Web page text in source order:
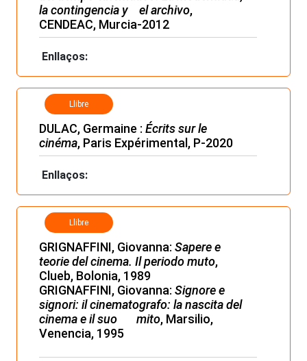
la contingencia y el archivo,
CENDEAC, Murcia-2012
Enllaços:
Llibre
DULAC, Germaine : Écrits sur le
cinéma, Paris Expérimental, P-2020
Enllaços:
Llibre
GRIGNAFFINI, Giovanna: Sapere e
teorie del cinema. Il periodo muto,
Clueb, Bolonia, 1989
GRIGNAFFINI, Giovanna: Signore e
signori: il cinematografo: la nascita del
cinema e il suo mito, Marsilio,
Venencia, 1995